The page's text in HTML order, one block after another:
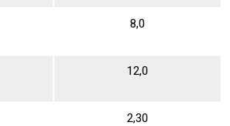
8,0
12,0
2,30